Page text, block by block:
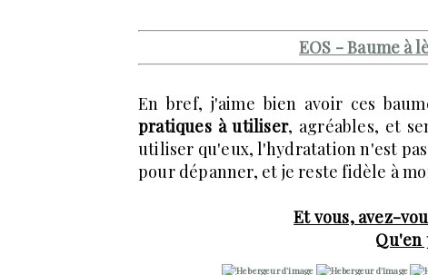
EOS - Baume à
En bref, j'aime bien avoir ces
pratiques à utiliser, agréables, et
utiliser qu'eux, l'hydratation n'est
pour dépanner, et je reste fidèle à
Et vous, avez-
Qu'en